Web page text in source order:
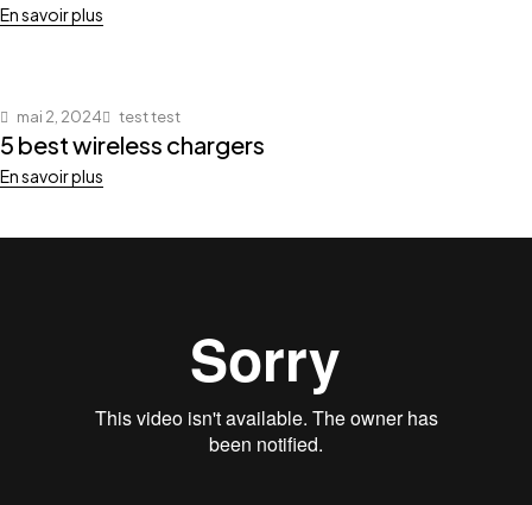
En savoir plus
mai 2, 2024 test test
5 best wireless chargers
En savoir plus